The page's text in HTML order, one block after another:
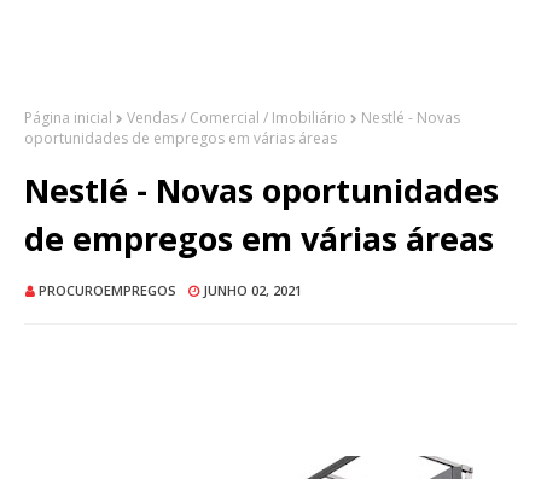
Página inicial Vendas / Comercial / Imobiliário
Nestlé - Novas
oportunidades de empregos em várias áreas
Nestlé - Novas oportunidades
de empregos em várias áreas
PROCUROEMPREGOS JUNHO 02, 2021